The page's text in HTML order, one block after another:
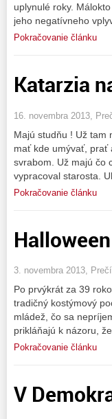
uplynulé roky.
jeho negatívneho
Pokračovanie článku
Katarzia
16. novembra 2013,
Majú studňu ! Už tam
mať kde umývať, prať
svrabom. Už majú čo
vypracoval starosta.
Pokračovanie článku
3. novembra 2013,
Po prvýkrát za 39
tradičný kostýmový
mládež, čo sa
prikláňajú k názoru,
Pokračovanie článku
V